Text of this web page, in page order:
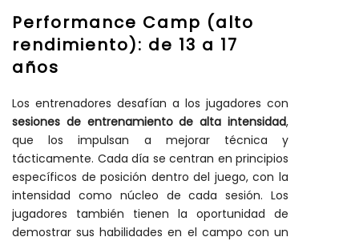
Performance Camp (alto
rendimiento): de 13 a 17
años
Los entrenadores desafían a los jugadores con
sesiones de entrenamiento de alta intensidad,
que los impulsan a mejorar técnica y
tácticamente. Cada día se centran en principios
específicos de posición dentro del juego, con la
intensidad como núcleo de cada sesión. Los
jugadores también tienen la oportunidad de
demostrar sus habilidades en el campo con un